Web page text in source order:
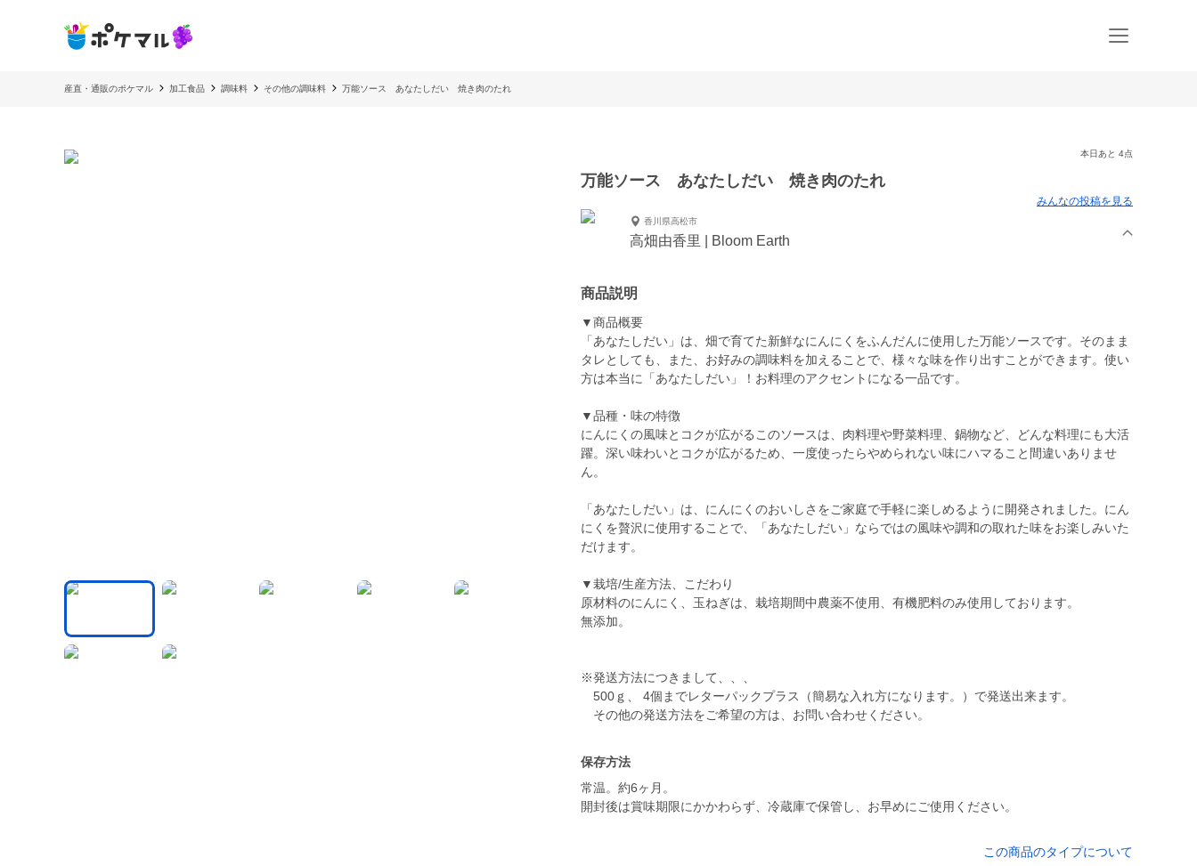
産直・通販のポケマル 加工食品 調味料 その他の調味料 万能ソース あなたしだい 焼き肉のたれ
本日あと 4点
万能ソース あなたしだい 焼き肉のたれ
みんなの投稿を見る
香川県高松市
高畑由香里 | Bloom Earth
商品説明
▼商品概要
「あなたしだい」は、畑で育てた新鮮なにんにくをふんだんに使用した万能ソースです。そのまま
タレとしても、また、お好みの調味料を加えることで、様々な味を作り出すことができます。使い
方は本当に「あなたしだい」！お料理のアクセントになる一品です。
▼品種・味の特徴
にんにくの風味とコクが広がるこのソースは、肉料理や野菜料理、鍋物など、どんな料理にも大活
躍。深い味わいとコクが広がるため、一度使ったらやめられない味にハマること間違いありませ
ん。
「あなたしだい」は、にんにくのおいしさをご家庭で手軽に楽しめるように開発されました。にん
にくを贅沢に使用することで、「あなたしだい」ならではの風味や調和の取れた味をお楽しみいた
だけます。
▼栽培/生産方法、こだわり
原材料のにんにく、玉ねぎは、栽培期間中農薬不使用、有機肥料のみ使用しております。
無添加。
※発送方法につきまして、、、
500ｇ、 4個までレターパックプラス（簡易な入れ方になります。）で発送出来ます。
その他の発送方法をご希望の方は、お問い合わせください。
保存方法
常温。約6ヶ月。
開封後は賞味期限にかかわらず、冷蔵庫で保管し、お早めにご使用ください。
この商品のタイプについて